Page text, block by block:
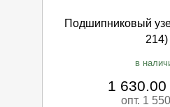
Подшипниковый
214)
в
1
опт. 1